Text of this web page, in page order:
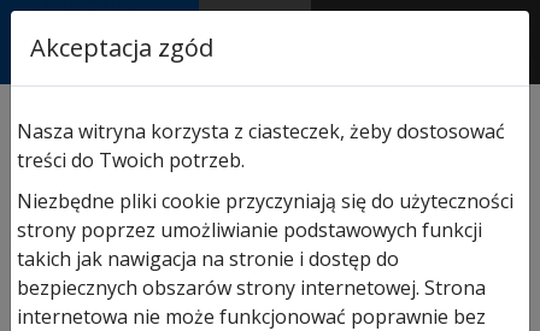
AUTORYZOWANY
PARTNER & SERWIS
garażowych/ ProMatic – głowica serwisowa seria IV
Promocja!
Akceptacja zgód
Nasza witryna korzysta z ciasteczek, żeby dostosować
treści do Twoich potrzeb.
Niezbędne pliki cookie przyczyniają się do użyteczności
strony poprzez umożliwianie podstawowych funkcji
takich jak nawigacja na stronie i dostęp do
bezpiecznych obszarów strony internetowej. Strona
internetowa nie może funkcjonować poprawnie bez